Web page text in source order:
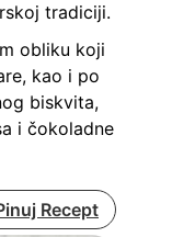
tradiciji.
obliku koji
kao i po
biskvita,
i čokoladne
Recept